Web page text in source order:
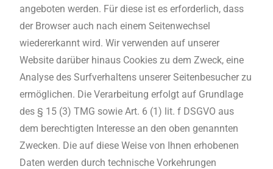
angeboten werden. Für diese ist es erforderlich, dass
der Browser auch nach einem Seitenwechsel
wiedererkannt wird. Wir verwenden auf unserer
Website darüber hinaus Cookies zu dem Zweck, eine
Analyse des Surfverhaltens unserer Seitenbesucher zu
ermöglichen. Die Verarbeitung erfolgt auf Grundlage
des § 15 (3) TMG sowie Art. 6 (1) lit. f DSGVO aus
dem berechtigten Interesse an den oben genannten
Zwecken. Die auf diese Weise von Ihnen erhobenen
Daten werden durch technische Vorkehrungen